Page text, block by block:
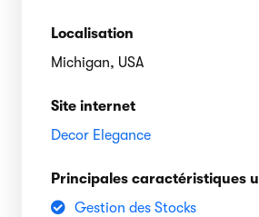
Localisation
Michigan, USA
Site internet
Decor Elegance
Principales caractéristiques
Gestion des Stocks